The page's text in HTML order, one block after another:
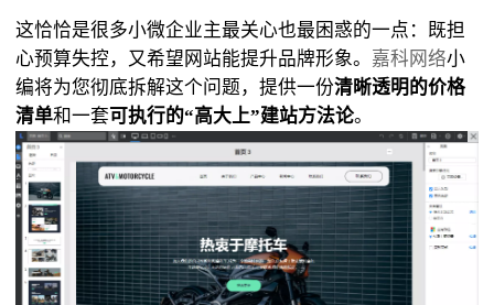
这恰恰是很多小微企业主最关心也最困惑的一点：既担
心预算失控，又希望网站能提升品牌形象。 嘉科网络小
编将为您彻底拆解这个问题，提供一份清晰透明的价格
清单和一套可执行的“高大上”建站方法论。